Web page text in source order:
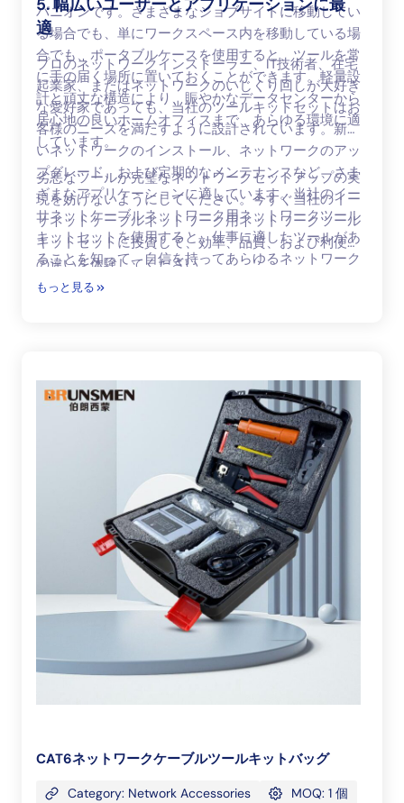
パニオンです。さまざまなジョブサイトに移動してい
る場合でも、単にワークスペース内を移動している場
合でも、ポータブルケースを使用すると、ツールを常
に手の届く場所に置いておくことができます。軽量設
計と頑丈な構造により、賑やかなデータセンターから
居心地の良いホームオフィスまで、あらゆる環境に適
しています。
5. 幅広いユーザーとアプリケーションに最
適
プロのネットワークインストーラー、IT技術者、在宅
起業家、またはネットワークのいじくり回しが大好き
な愛好家であっても、当社のツールキットセットはお
客様のニーズを満たすように設計されています。新し
いネットワークのインストール、ネットワークのアッ
プグレード、および定期的なメンテナンスなど、さま
ざまなアプリケーションに適しています。当社のイー
サネットケーブルネットワーク用ネットワークツール
キットセットを使用すると、仕事に適したツールがあ
ることを知って、自信を持ってあらゆるネットワーク
プロジェクトに取り組むことができます。
劣悪なツールが完璧なネットワークセットアップの実
現を妨げないようにしてください。今すぐ当社のイー
サネットケーブルネットワーク用ネットワークツール
キットセットに投資して、効率、品質、および利便性
の違いを体験してください。
もっと見る
CAT6ネットワークケーブルツールキットバッグ
Category: Network Accessories
MOQ: 1 個